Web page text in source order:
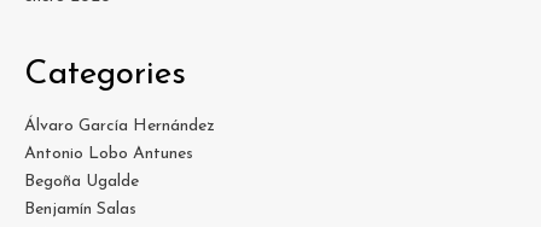
Categories
Álvaro García Hernández
Antonio Lobo Antunes
Begoña Ugalde
Benjamín Salas